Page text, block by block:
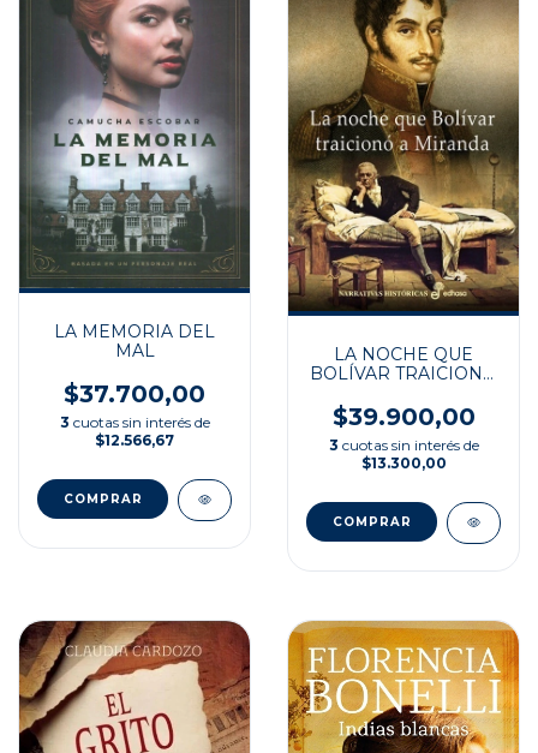
LA MEMORIA DEL
MAL
$37.700,00
3 cuotas sin interés de
$12.566,67
LA NOCHE QUE
BOLÍVAR TRAICIONÓ
$39.900,00
3 cuotas sin interés de
$13.300,00